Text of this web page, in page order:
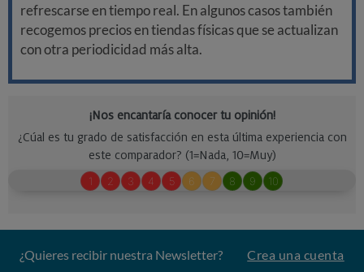
refrescarse en tiempo real. En algunos casos también
recogemos precios en tiendas físicas que se actualizan
con otra periodicidad más alta.
¿Quieres recibir nuestra Newsletter? Crea una cuenta